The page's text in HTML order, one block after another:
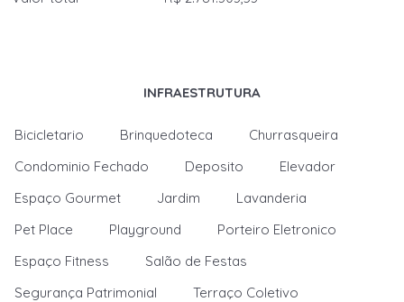
INFRAESTRUTURA
Bicicletario Brinquedoteca
Churrasqueira
Condominio Fechado
Deposito
Elevador
Espaço Gourmet
Jardim
Lavanderia
Pet Place
Playground
Porteiro Eletronico
Espaço Fitness
Salão de Festas
Segurança Patrimonial
Terraço Coletivo